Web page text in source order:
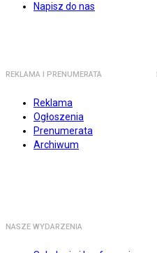
Napisz do nas
REKLAMA I PRENUMERATA
Reklama
Ogłoszenia
Prenumerata
Archiwum
NASZE WYDARZENIA